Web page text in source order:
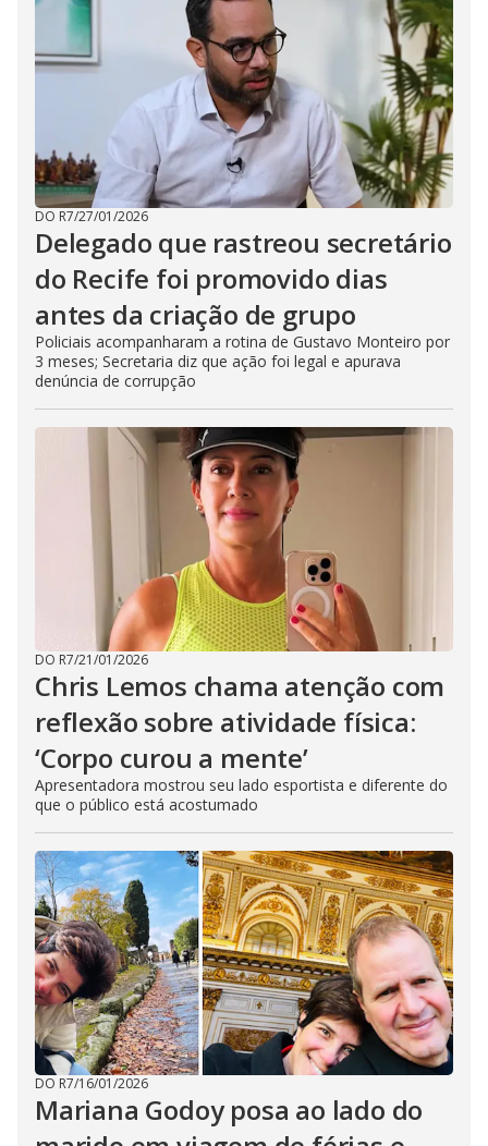
DO R7/27/01/2026
Delegado que rastreou secretário
do Recife foi promovido dias
antes da criação de grupo
Policiais acompanharam a rotina de Gustavo Monteiro por
3 meses; Secretaria diz que ação foi legal e apurava
denúncia de corrupção
DO R7/21/01/2026
Chris Lemos chama atenção com
reflexão sobre atividade física:
‘Corpo curou a mente’
Apresentadora mostrou seu lado esportista e diferente do
que o público está acostumado
DO R7/16/01/2026
Mariana Godoy posa ao lado do